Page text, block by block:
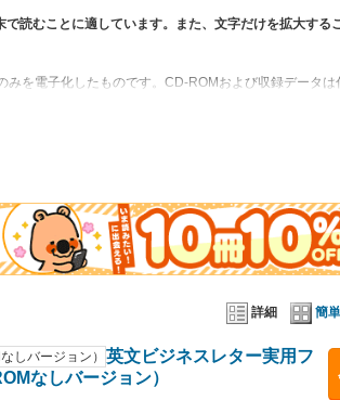
読むことに適しています。また、文字だけを拡大する
みを電子化したものです。CD-ROMおよび収録データ
、必ず意味の通る英文レターを短時間で書くための本
自由自在のたくさんの文例で、さまざまな用件に対応
詳細 簡単
英文ビジネスレター実用フ
なしバージョン）